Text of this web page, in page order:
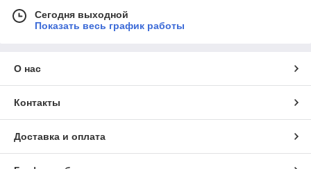
Сегодня выходной
Показать весь график работы
О нас
Контакты
Доставка и оплата